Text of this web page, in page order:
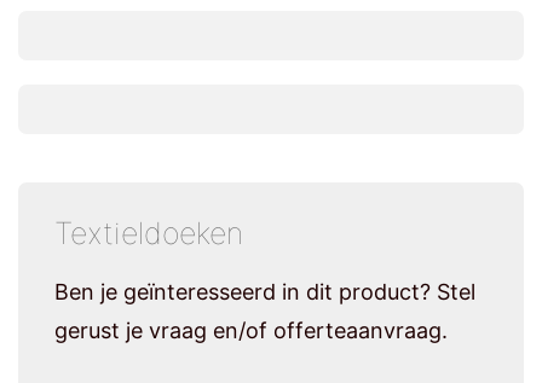
Textieldoeken
Ben je geïnteresseerd in dit product? Stel
gerust je vraag en/of offerteaanvraag.